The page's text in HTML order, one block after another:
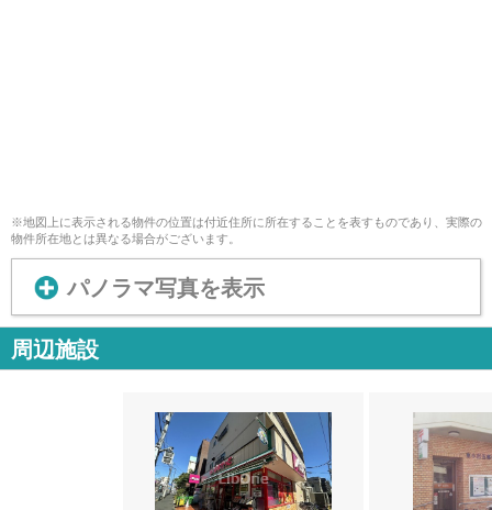
※地図上に表示される物件の位置は付近住所に所在することを表すものであり、実際の
物件所在地とは異なる場合がございます。
パノラマ写真を表示
周辺施設